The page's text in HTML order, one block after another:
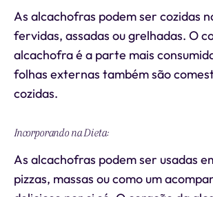
As alcachofras podem ser cozidas
fervidas, assadas ou grelhadas. O
alcachofra é a parte mais
folhas externas também são
cozidas.
Incorporando na Dieta:
As alcachofras podem ser usadas
pizzas, massas ou como um